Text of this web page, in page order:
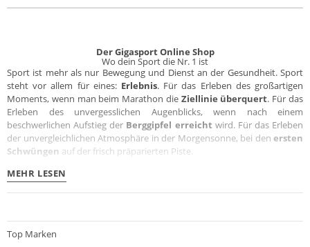
Der Gigasport Online Shop
Wo dein Sport die Nr. 1 ist
Sport ist mehr als nur Bewegung und Dienst an der Gesundheit. Sport
steht vor allem für eines: Erlebnis. Für das Erleben des großartigen
Moments, wenn man beim Marathon die Ziellinie überquert. Für das
Erleben des unvergesslichen Augenblicks, wenn nach einem
beschwerlichen Aufstieg der Berggipfel erreicht wird. Für das Erleben
der unvergleichlichen Atmosphäre in der Morgensonne, bei den ersten
Schwüngen auf der frisch präparierten Piste.
MEHR LESEN
Top Marken